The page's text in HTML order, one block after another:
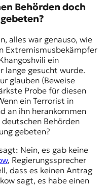
Behörden doch
alles war genauso, wie
Extremismusbekämpfer
ein
lange gesucht wurde.
glauben (Beweise
Probe für diesen
ein Terrorist in
an ihn herankommen
Behörden
gebeten?
Nein, es gab keine
, Regierungssprecher
dass es keinen Antrag
sagt, es habe einen